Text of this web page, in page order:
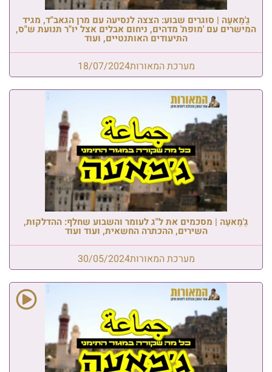
גַ'מַאעַה | סוגרים שבוע: הצצה לנסיעה עם מרן הגאב"ד, מגיד
המישרים עם 'מופת' מדהים, ניחום אבלים אצל יו"ר תנועת ש"ס,
התיעודים האותנטיים, ועוד
מערכת המאורות18/07/2024
גַ'מַאעַה | מסכמים את ל"ג לעומר והשבוע שחלף: ההדלקות,
השירים, ההכתרה החשאית, ועוד ועוד
מערכת המאורות30/05/2024